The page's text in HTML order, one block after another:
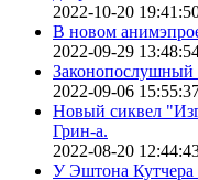
2022-10-20
В новом
2022-09-29
Законопослушный
2022-09-06
Новый сиквел
Грин-а.
2022-08-20
У Эштона Кутчера